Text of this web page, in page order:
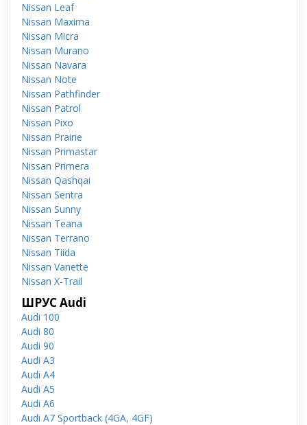
Nissan Leaf
Nissan Maxima
Nissan Micra
Nissan Murano
Nissan Navara
Nissan Note
Nissan Pathfinder
Nissan Patrol
Nissan Pixo
Nissan Prairie
Nissan Primastar
Nissan Primera
Nissan Qashqai
Nissan Sentra
Nissan Sunny
Nissan Teana
Nissan Terrano
Nissan Tiida
Nissan Vanette
Nissan X-Trail
ШРУС Audi
Audi 100
Audi 80
Audi 90
Audi A3
Audi A4
Audi A5
Audi A6
Audi A7 Sportback (4GA, 4GF)